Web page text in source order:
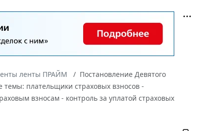
ленты ПРАЙМ
Постановление Девятого
темы: плательщики страховых взносов -
взносам - контроль за уплатой страховых